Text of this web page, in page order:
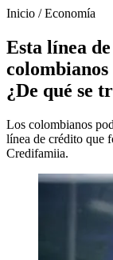
Inicio /Economía
Esta línea
¿De qué se
Los colombianos
línea de crédito que
Credifamiia.